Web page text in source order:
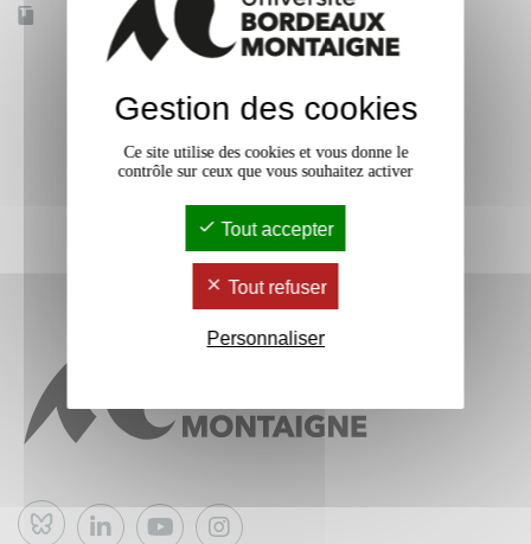
Accessible à distance Non
Bluesky
Gestion des cookies
Ce site utilise des cookies et vous donne le
contrôle sur ceux que vous souhaitez activer
Tout accepter
Tout refuser
Personnaliser